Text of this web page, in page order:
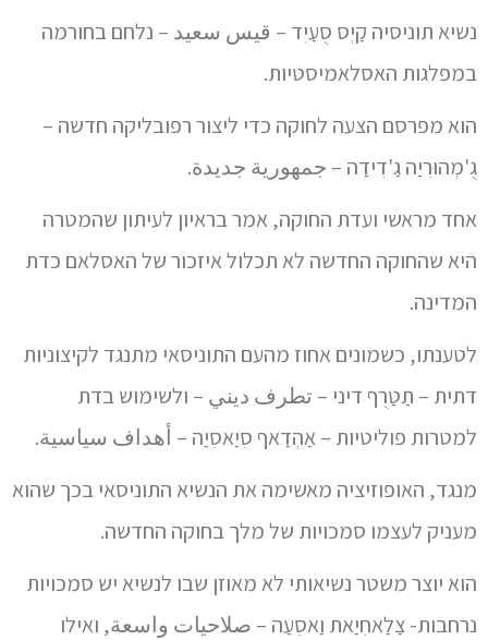
נשיא תוניסיה קַיְס סֻעַיִד – قيس سعيد – נלחם בחורמה
במפלגות האסלאמיסטיות.
הוא מפרסם הצעה לחוקה כדי ליצור רפובליקה חדשה –
גֻ'מְהוּרִיַה גַ'דִידַה – جمهورية جديدة.
אחד מראשי ועדת החוקה, אמר בראיון לעיתון שהמטרה
היא שהחוקה החדשה לא תכלול איזכור של האסלאם כדת
המדינה.
לטענתו, כשמונים אחוז מהעם התוניסאי מתנגד לקיצוניות
דתית – תַטַרֻף דיני – تطرف ديني – ולשימוש בדת
למטרות פוליטיות – אַהְדַאף סִיַאסִיַה – أهداف سياسية.
מנגד, האופוזיציה מאשימה את הנשיא התוניסאי בכך שהוא
מעניק לעצמו סמכויות של מלך בחוקה החדשה.
הוא יוצר משטר נשיאותי לא מאוזן שבו לנשיא יש סמכויות
נרחבות- צַלַאחִיַאת וַאסִעַה – صلاحيات واسعة, ואילו